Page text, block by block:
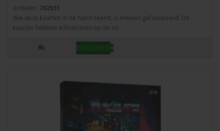
Artikelnr: 792531
Wie deze kaarten in de hand neemt, is meteen gefascineerd: De
kaarten hebben 4 illustraties op de vo..